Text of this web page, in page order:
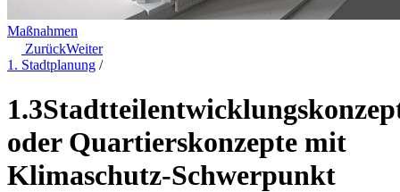
Maßnahmen
ZurückWeiter
1. Stadtplanung /
1.3
oder Quartierskonzepte mit
Klimaschutz-Schwerpunkt